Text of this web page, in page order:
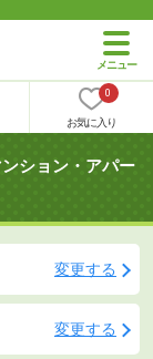
0
お気に入り
ション・アパー
変更する
変更する